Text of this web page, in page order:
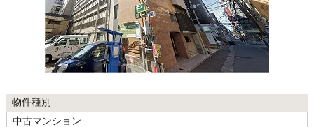
物件種別
中古マンション